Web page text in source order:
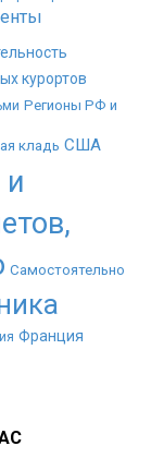
курортов
Регионы РФ и
кладь США
Самостоятельно
Франция